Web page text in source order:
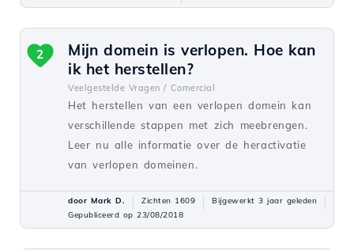
Mijn domein is verlopen. Hoe kan
ik het herstellen?
Veelgestelde Vragen / Comercial
Het herstellen van een verlopen domein kan
verschillende stappen met zich meebrengen.
Leer nu alle informatie over de heractivatie
van verlopen domeinen.
2
door Mark D. Zichten 1609
Bijgewerkt 3 jaar geleden
Gepubliceerd op 23/08/2018